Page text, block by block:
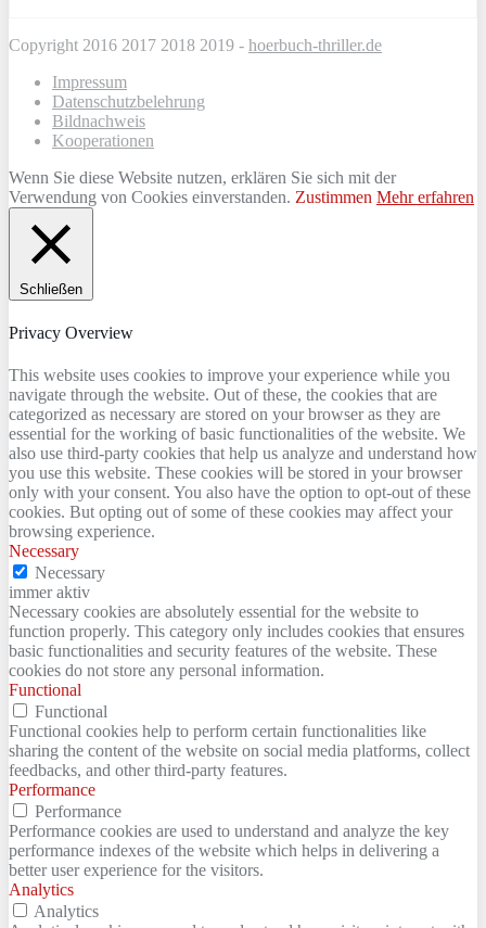
Copyright 2016 2017 2018 2019 - hoerbuch-thriller.de
Impressum
Datenschutzbelehrung
Bildnachweis
Kooperationen
Wenn Sie diese Website nutzen, erklären Sie sich mit der
Verwendung von Cookies einverstanden. Zustimmen Mehr erfahren
Schließen
Privacy Overview
This website uses cookies to improve your experience while you
navigate through the website. Out of these, the cookies that are
categorized as necessary are stored on your browser as they are
essential for the working of basic functionalities of the website. We
also use third-party cookies that help us analyze and understand how
you use this website. These cookies will be stored in your browser
only with your consent. You also have the option to opt-out of these
cookies. But opting out of some of these cookies may affect your
browsing experience.
Necessary
Necessary
immer aktiv
Necessary cookies are absolutely essential for the website to
function properly. This category only includes cookies that ensures
basic functionalities and security features of the website. These
cookies do not store any personal information.
Functional
Functional
Functional cookies help to perform certain functionalities like
sharing the content of the website on social media platforms, collect
feedbacks, and other third-party features.
Performance
Performance
Performance cookies are used to understand and analyze the key
performance indexes of the website which helps in delivering a
better user experience for the visitors.
Analytics
Analytics